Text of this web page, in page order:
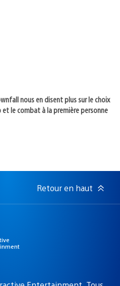
nous en disent plus sur le choix
et le combat à la première personne
Retour en haut